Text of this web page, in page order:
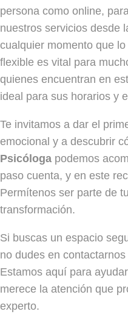
persona como online,
nuestros servicios desde
cualquier momento que
flexible es vital para
quienes encuentran en
ideal para sus horarios y
Te invitamos a dar el
emocional y a descubrir
Psicóloga podemos
paso cuenta, y en este
Permítenos ser parte de
transformación.
Si buscas un espacio
no dudes en
Estamos aquí para
merece la atención que
experto.